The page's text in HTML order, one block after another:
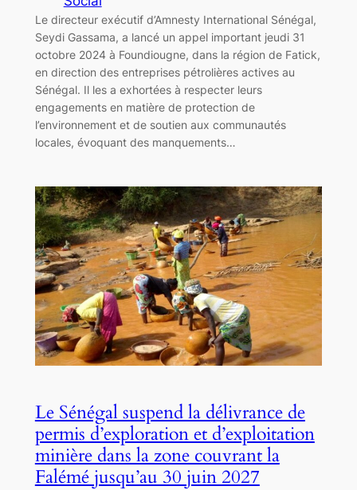
Le directeur exécutif d’Amnesty International Sénégal,
Seydi Gassama, a lancé un appel important jeudi 31
octobre 2024 à Foundiougne, dans la région de Fatick,
en direction des entreprises pétrolières actives au
Sénégal. Il les a exhortées à respecter leurs
engagements en matière de protection de
l’environnement et de soutien aux communautés
locales, évoquant des manquements…
Le Sénégal suspend la délivrance de
permis d’exploration et d’exploitation
minière dans la zone couvrant la
Falémé jusqu’au 30 juin 2027